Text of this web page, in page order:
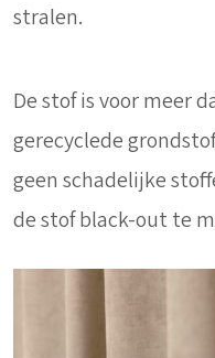
stralen.
De stof is voor meer
gerecyclede
geen schadelijke
de stof black-out te